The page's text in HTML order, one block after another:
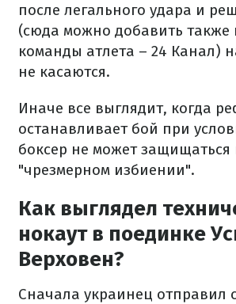
после легального удара и
(сюда можно добавить
команды атлета – 24 Канал)
не касаются.
Иначе все выглядит, когда
останавливает бой при
боксер не может защищаться
"чрезмерном избиении".
Как выглядел
нокаут в поединке
Верховен?
Сначала украинец отправил